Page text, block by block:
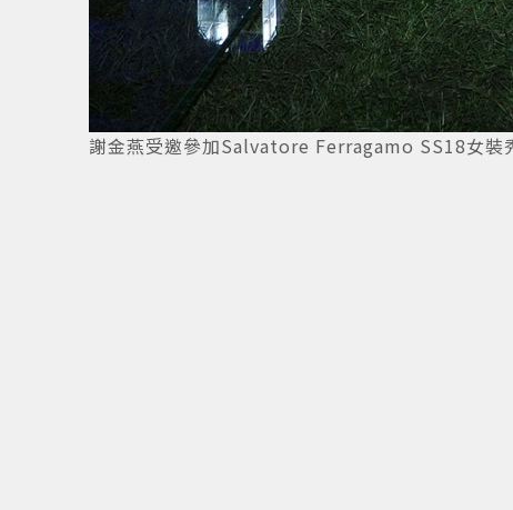
謝金燕受邀參加Salvatore Ferragamo SS18女